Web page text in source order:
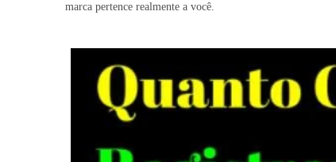
marca pertence realmente a você.